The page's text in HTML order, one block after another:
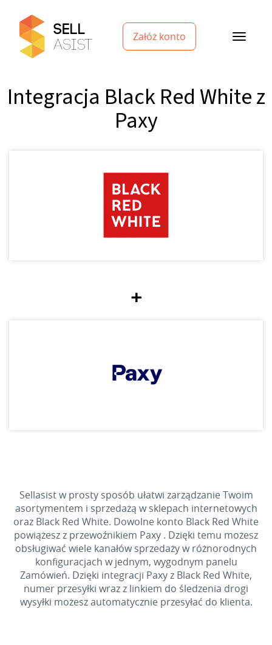
Załóż konto
Integracja Black Red White z
Paxy
+
Sellasist w prosty sposób ułatwi zarządzanie Twoim
asortymentem i sprzedażą w sklepach internetowych
oraz Black Red White. Dowolne konto Black Red White
powiążesz z przewoźnikiem Paxy . Dzięki temu możesz
obsługiwać wiele kanałów sprzedaży w różnorodnych
konfiguracjach w jednym, wygodnym panelu
Zamówień. Dzięki integracji Paxy z Black Red White,
numer przesyłki wraz z linkiem do śledzenia drogi
wysyłki możesz automatycznie przesyłać do klienta.